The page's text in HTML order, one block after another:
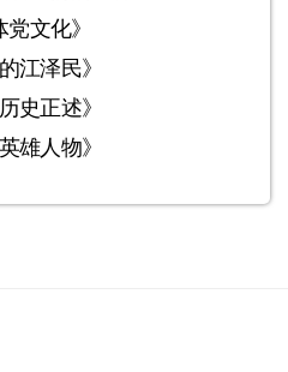
党文化》
江泽民》
史正述》
雄人物》